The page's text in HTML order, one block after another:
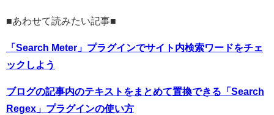
■あわせて読みたい記事■
「Search Meter」プラグインでサイト内検索ワードをチェ
ックしよう
ブログの記事内のテキストをまとめて置換できる「Search
Regex」プラグインの使い方